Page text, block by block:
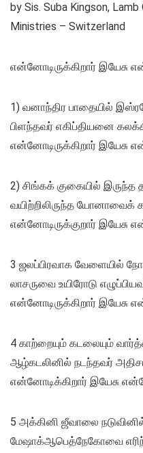
by Sis. Suba Kingson,
Ministries – Switzerland
என்னோடிருக்கிறார் இயேசு
1) வனாந்திர பாதையில்
பிளந்தவர் எகிப்தியனை
என்னோடிருக்கிறார் இயேசு
2) சிங்கக் குகையில் இருந்த
வயிற்றிலிருந்த யோனாவைக்
என்னோடிருக்குறார் இயேசு
3 ஜலப்பிரவாக வேளையில்
லாசருவை உயிரோடு
என்னோடிருக்கிறார் இயேசு
4 காற்றையும் கடலையும்
ஆழ்கடலினில் நடந்தவர்
என்னோடிக்கிறார் இயேசு
5 அக்கினி ஜீவாலை
மேஷாக்ஆபெத்நேகோவை